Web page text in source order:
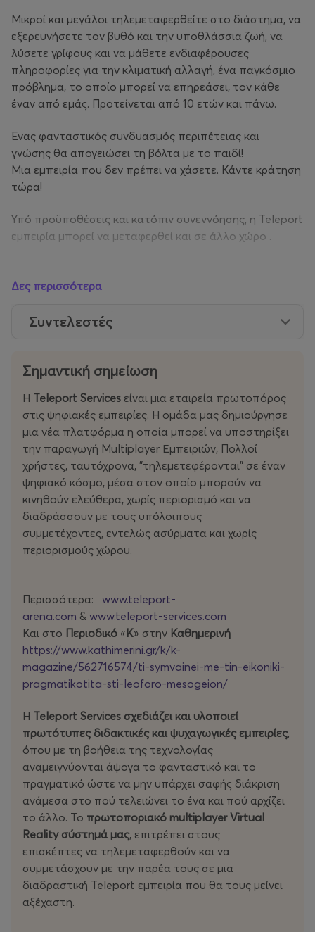
Μικροί και μεγάλοι τηλεμεταφερθείτε στο διάστημα, να
εξερευνήσετε τον βυθό και την υποθλάσσια ζωή, να
λύσετε γρίφους και να μάθετε ενδιαφέρουσες
πληροφορίες για την κλιματική αλλαγή, ένα παγκόσμιο
πρόβλημα, το οποίο μπορεί να επηρεάσει, τον κάθε
έναν από εμάς. Προτείνεται από 10 ετών και πάνω.
Ένας φανταστικός συνδυασμός περιπέτειας και
γνώσης θα απογειώσει τη βόλτα με το παιδί!
Μια εμπειρία που δεν πρέπει να χάσετε. Κάντε κράτηση
τώρα!
Υπό προϋποθέσεις και κατόπιν συνεννόησης, η Teleport
εμπειρία μπορεί να μεταφερθεί και σε άλλο χώρο .
άτομα καλέστε μας στο 210
για επισκέψεις Σάββατο και Κυριακή.
www.teleport-arena.com
Facebook pagewww.facebook.com/teleportarena
Instagram profile:www.instagram.com/teleport_arena
Δες περισσότερα
Συντελεστές
Σημαντική σημείωση
Η Teleport Services είναι μια εταιρεία πρωτοπόρος
στις ψηφιακές εμπειρίες. Η ομάδα μας δημιούργησε
μια νέα πλατφόρμα η οποία μπορεί να υποστηρίξει
την παραγωγή Multiplayer Εμπειριών, Πολλοί
χρήστες, ταυτόχρονα, "τηλεμετεφέρονται" σε έναν
ψηφιακό κόσμο, μέσα στον οποίο μπορούν να
κινηθούν ελεύθερα, χωρίς περιορισμό και να
διαδράσσουν με τους υπόλοιπους
συμμετέχοντες, εντελώς ασύρματα και χωρίς
περιορισμούς χώρου.
Περισσότερα: www.teleport-
arena.com & www.teleport-services.com
Και στο Περιοδικό «Κ» στην Καθημερινή
https://www.kathimerini.gr/k/k-
magazine/562716574/ti-symvainei-me-tin-eikoniki-
pragmatikotita-sti-leoforo-mesogeion/
Η Teleport Services σχεδιάζει και υλοποιεί
πρωτότυπες διδακτικές και ψυχαγωγικές εμπειρίες,
όπου με τη βοήθεια της τεχνολογίας
αναμειγνύονται άψογα το φανταστικό και το
πραγματικό ώστε να μην υπάρχει σαφής διάκριση
ανάμεσα στο πού τελειώνει το ένα και πού αρχίζει
το άλλο. Το πρωτοποριακό multiplayer Virtual
Reality σύστημά μας, επιτρέπει στους
επισκέπτες να τηλεμεταφερθούν και να
συμμετάσχουν με την παρέα τους σε μια
διαδραστική Teleport εμπειρία που θα τους μείνει
αξέχαστη.